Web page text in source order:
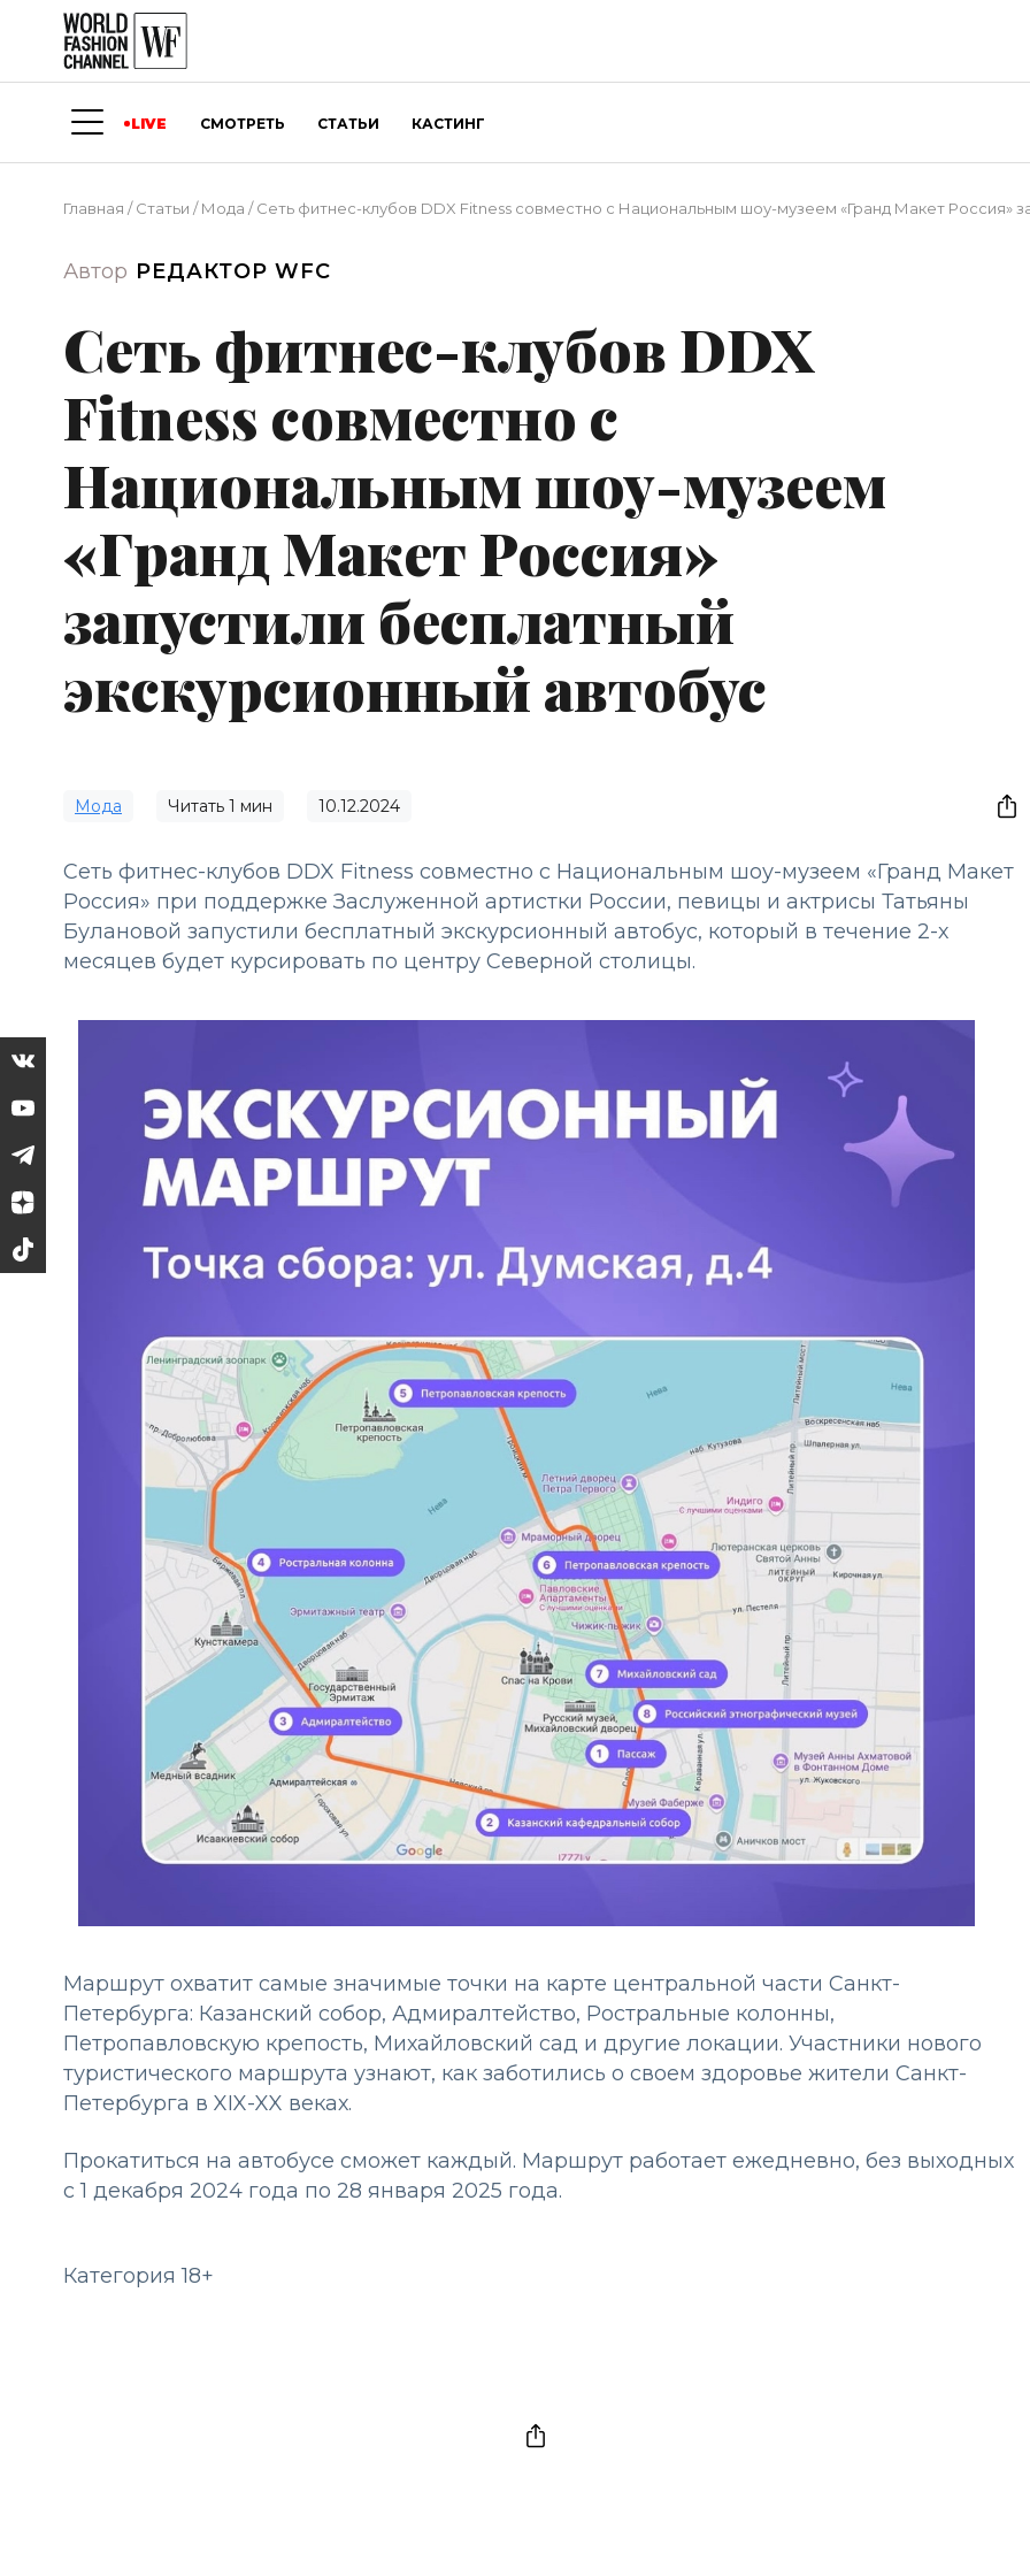
LIVE СМОТРЕТЬ СТАТЬИ КАСТИНГ
Главная /Статьи /Мода /Сеть фитнес-клубов DDX Fitness совместно с Национальным шоу-музеем «Гранд Макет Россия»
Автор РЕДАКТОР WFC
Сеть фитнес-клубов DDX
Fitness совместно с
Национальным шоу-музеем
«Гранд Макет Россия»
запустили бесплатный
экскурсионный автобус
Мода Читать 1 мин 10.12.2024
Сеть фитнес-клубов DDX Fitness совместно с Национальным шоу-музеем «Гранд Макет
Россия» при поддержке Заслуженной артистки России, певицы и актрисы Татьяны
Булановой запустили бесплатный экскурсионный автобус, который в течение 2-х
месяцев будет курсировать по центру Северной столицы.
Маршрут охватит самые значимые точки на карте центральной части Санкт-
Петербурга: Казанский собор, Адмиралтейство, Ростральные колонны,
Петропавловскую крепость, Михайловский сад и другие локации. Участники нового
туристического маршрута узнают, как заботились о своем здоровье жители Санкт-
Петербурга в XIX-XX веках.
Прокатиться на автобусе сможет каждый. Маршрут работает ежедневно, без выходных
с 1 декабря 2024 года по 28 января 2025 года.
Категория 18+